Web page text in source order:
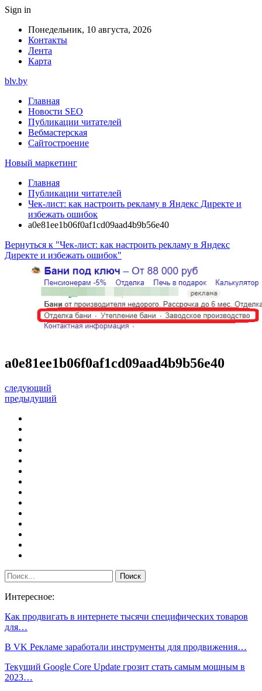
Sign in
Понедельник, 10 августа, 2026
Контакты
Лента
Карта
blv.by
Главная
Новости SEO
Публикации читателей
Вебмастерская
Сайтостроение
Новый маркетинг
Главная
Публикации читателей
Чек-лист: как настроить рекламу в Яндекс Директе и
избежать ошибок
a0e81ee1b06f0af1cd09aad4b9b56e40
Вернуться к "Чек-лист: как настроить рекламу в Яндекс
Директе и избежать ошибок"
a0e81ee1b06f0af1cd09aad4b9b56e40
следующий
предыдущий
Интересное:
Как продвигать в интернете тысячи специфических товаров
для…
В VK Рекламе заработали инструменты для продвижения…
Текущий Google Core Update грозит стать самым мощным в
2023…